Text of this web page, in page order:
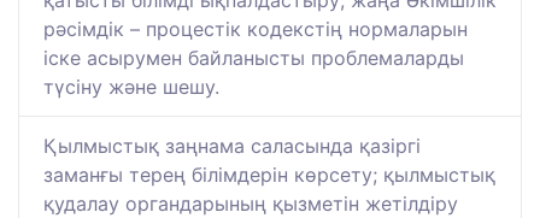
рәсімдік – процестік кодекстің нормаларын
іске асырумен байланысты проблемаларды
түсіну және шешу.
Қылмыстық заңнама саласында қазіргі
заманғы терең білімдерін көрсету; қылмыстық
қудалау органдарының қызметін жетілдіру